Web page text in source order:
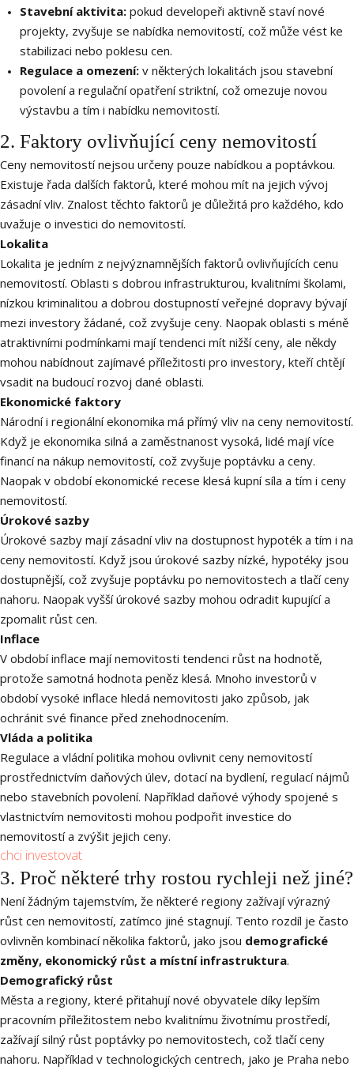
Stavební aktivita: pokud developeři aktivně staví nové
projekty, zvyšuje se nabídka nemovitostí, což může vést ke
stabilizaci nebo poklesu cen.
Regulace a omezení: v některých lokalitách jsou stavební
povolení a regulační opatření striktní, což omezuje novou
výstavbu a tím i nabídku nemovitostí.
2. Faktory ovlivňující ceny nemovitostí
Ceny nemovitostí nejsou určeny pouze nabídkou a poptávkou.
Existuje řada dalších faktorů, které mohou mít na jejich vývoj
zásadní vliv. Znalost těchto faktorů je důležitá pro každého, kdo
uvažuje o investici do nemovitostí.
Lokalita
Lokalita je jedním z nejvýznamnějších faktorů ovlivňujících cenu
nemovitostí. Oblasti s dobrou infrastrukturou, kvalitními školami,
nízkou kriminalitou a dobrou dostupností veřejné dopravy bývají
mezi investory žádané, což zvyšuje ceny. Naopak oblasti s méně
atraktivními podmínkami mají tendenci mít nižší ceny, ale někdy
mohou nabídnout zajímavé příležitosti pro investory, kteří chtějí
vsadit na budoucí rozvoj dané oblasti.
Ekonomické faktory
Národní i regionální ekonomika má přímý vliv na ceny nemovitostí.
Když je ekonomika silná a zaměstnanost vysoká, lidé mají více
financí na nákup nemovitostí, což zvyšuje poptávku a ceny.
Naopak v období ekonomické recese klesá kupní síla a tím i ceny
nemovitostí.
Úrokové sazby
Úrokové sazby mají zásadní vliv na dostupnost hypoték a tím i na
ceny nemovitostí. Když jsou úrokové sazby nízké, hypotéky jsou
dostupnější, což zvyšuje poptávku po nemovitostech a tlačí ceny
nahoru. Naopak vyšší úrokové sazby mohou odradit kupující a
zpomalit růst cen.
Inflace
V období inflace mají nemovitosti tendenci růst na hodnotě,
protože samotná hodnota peněz klesá. Mnoho investorů v
období vysoké inflace hledá nemovitosti jako způsob, jak
ochránit své finance před znehodnocením.
Vláda a politika
Regulace a vládní politika mohou ovlivnit ceny nemovitostí
prostřednictvím daňových úlev, dotací na bydlení, regulací nájmů
nebo stavebních povolení. Například daňové výhody spojené s
vlastnictvím nemovitosti mohou podpořit investice do
nemovitostí a zvýšit jejich ceny.
chci investovat
3. Proč některé trhy rostou rychleji než jiné?​
Není žádným tajemstvím, že některé regiony zažívají výrazný
růst cen nemovitostí, zatímco jiné stagnují. Tento rozdíl je často
ovlivněn kombinací několika faktorů, jako jsou demografické
změny, ekonomický růst a místní infrastruktura.
Demografický růst
Města a regiony, které přitahují nové obyvatele díky lepším
pracovním příležitostem nebo kvalitnímu životnímu prostředí,
zažívají silný růst poptávky po nemovitostech, což tlačí ceny
nahoru. Například v technologických centrech, jako je Praha nebo